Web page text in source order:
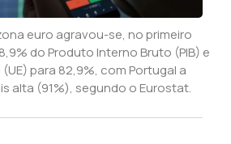
euro agravou-se, no primeiro
do Produto Interno Bruto (PIB) e
para 82,9%, com Portugal a
alta (91%), segundo o Eurostat.